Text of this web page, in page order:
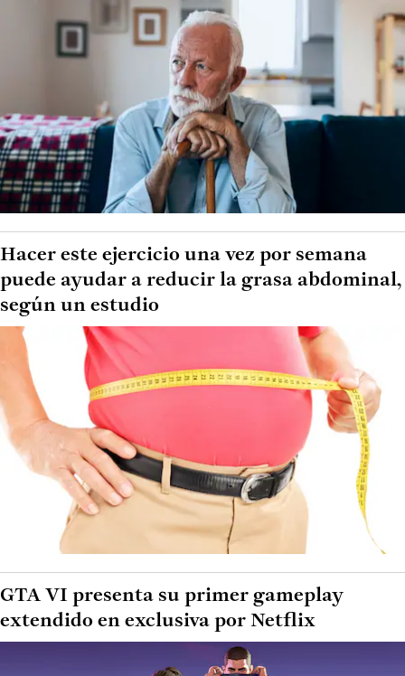
Hacer este ejercicio una vez por semana
puede ayudar a reducir la grasa abdominal,
según un estudio
GTA VI presenta su primer gameplay
extendido en exclusiva por Netflix